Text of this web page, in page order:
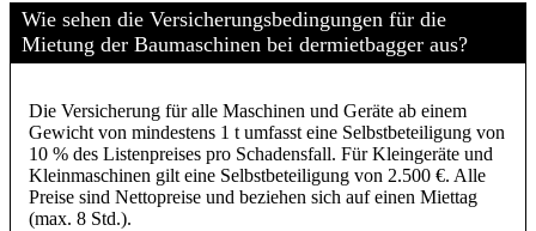
Wie sehen die Versicherungsbedingungen für die
Mietung der Baumaschinen bei dermietbagger aus?
Die Versicherung für alle Maschinen und Geräte ab einem
Gewicht von mindestens 1 t umfasst eine Selbstbeteiligung von
10 % des Listenpreises pro Schadensfall. Für Kleingeräte und
Kleinmaschinen gilt eine Selbstbeteiligung von 2.500 €. Alle
Preise sind Nettopreise und beziehen sich auf einen Miettag
(max. 8 Std.).